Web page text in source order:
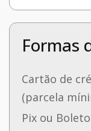
Formas
Cartão de
(parcela
Pix ou